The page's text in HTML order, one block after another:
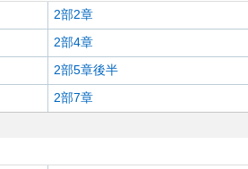
2部2章
2部4章
2部5章後半
2部7章